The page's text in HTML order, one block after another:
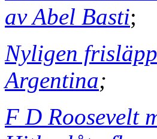
av Abel Basti;
Nyligen
Argentina;
F D Roosevelt